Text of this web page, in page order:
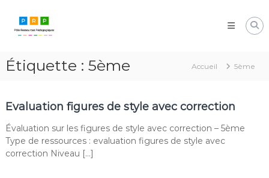
contenu
Pôle
Ressources
les
compétences
vos
Étiquette : 5ème Accueil 5ème
Evaluation figures de style avec correction
Évaluation sur les figures de style avec correction – 5ème
Type de ressources : evaluation figures de style avec
correction Niveau […]